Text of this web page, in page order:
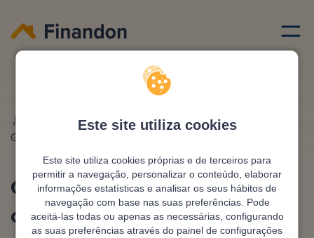
Este site utiliza cookies
Este site utiliza cookies próprias e de terceiros para
permitir a navegação, personalizar o conteúdo, elaborar
informações estatísticas e analisar os seus hábitos de
navegação com base nas suas preferências. Pode
aceitá-las todas ou apenas as necessárias, configurando
as suas preferências através do painel de configurações
Consolidar credito habitacao com pessoal
Ana
Gonzalez
Editado e revisto por
Consolidar crédito habitação
com pessoal